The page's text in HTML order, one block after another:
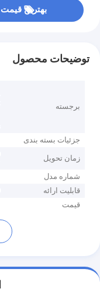
بهترین قیمت
توضیحات محصول
برجسته
جزئیات بسته بندی
زمان تحویل
شماره مدل
قابلیت ارائه
قیمت